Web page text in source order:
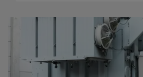
Hidrógeno
de
sobretensiones
combiner
boxes
Opciones
pedido
digital
Eventos
y
ferias